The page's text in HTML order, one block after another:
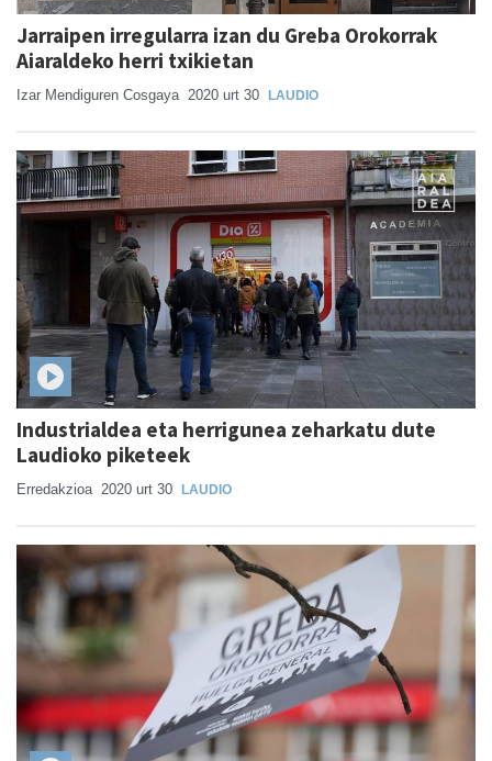
Jarraipen irregularra izan du Greba Orokorrak
Aiaraldeko herri txikietan
Izar Mendiguren Cosgaya 2020 urt 30 LAUDIO
Industrialdea eta herrigunea zeharkatu dute
Laudioko piketeek
Erredakzioa 2020 urt 30 LAUDIO